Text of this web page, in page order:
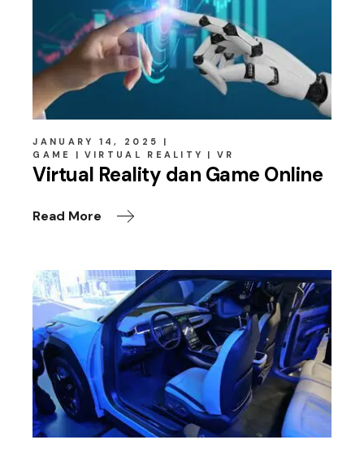
JANUARY 14, 2025
GAME
VIRTUAL REALITY VR
Virtual Reality dan Game Online
Read More